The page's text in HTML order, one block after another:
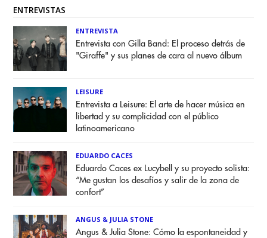
ENTREVISTAS
ENTREVISTA
Entrevista con Gilla Band: El proceso detrás de
"Giraffe" y sus planes de cara al nuevo álbum
LEISURE
Entrevista a Leisure: El arte de hacer música en
libertad y su complicidad con el público
latinoamericano
EDUARDO CACES
Eduardo Caces ex Lucybell y su proyecto solista:
“Me gustan los desafíos y salir de la zona de
confort”
ANGUS & JULIA STONE
Angus & Julia Stone: Cómo la espontaneidad y